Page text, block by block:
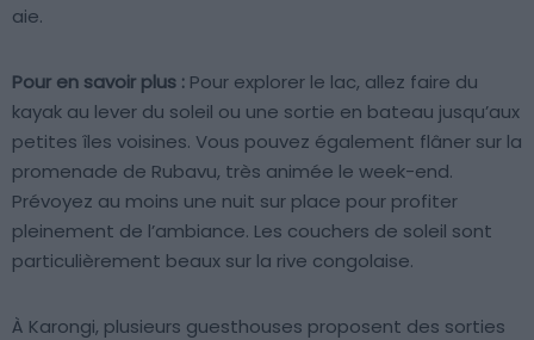
aie.
Pour en savoir plus : Pour explorer le lac, allez faire du
kayak au lever du soleil ou une sortie en bateau jusqu’aux
petites îles voisines. Vous pouvez également flâner sur la
promenade de Rubavu, très animée le week-end.
Prévoyez au moins une nuit sur place pour profiter
pleinement de l’ambiance. Les couchers de soleil sont
particulièrement beaux sur la rive congolaise.
À Karongi, plusieurs guesthouses proposent des sorties